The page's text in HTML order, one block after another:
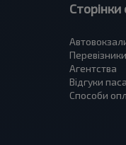
Сторінки
Перевізники
Агентства
Відгуки
Способи